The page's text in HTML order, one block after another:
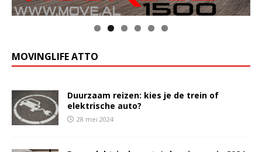
MOVINGLIFE ATTO
Duurzaam reizen: kies je de trein of
elektrische auto?
28 mei 2024